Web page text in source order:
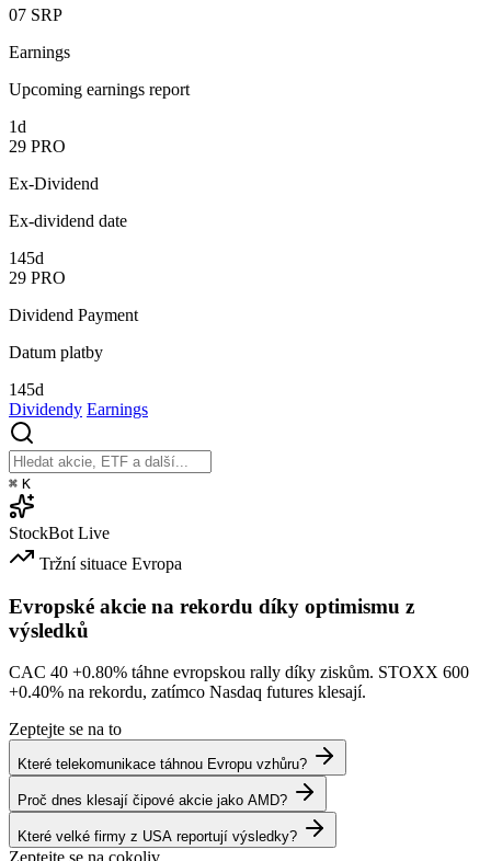
07 SRP
Earnings
Upcoming earnings report
1d
29 PRO
Ex-Dividend
Ex-dividend date
145d
29 PRO
Dividend Payment
Datum platby
145d
Dividendy Earnings
⌘ K
StockBot Live
Tržní situace Evropa
Evropské akcie na rekordu díky optimismu z
výsledků
CAC 40 +0.80% táhne evropskou rally díky ziskům. STOXX 600
+0.40% na rekordu, zatímco Nasdaq futures klesají.
Zeptejte se na to
Které telekomunikace táhnou Evropu vzhůru?
Proč dnes klesají čipové akcie jako AMD?
Které velké firmy z USA reportují výsledky?